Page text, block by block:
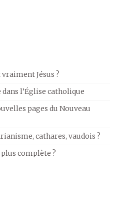
Jésus ?
l’Église catholique
pages du Nouveau
cathares, vaudois ?
complète ?